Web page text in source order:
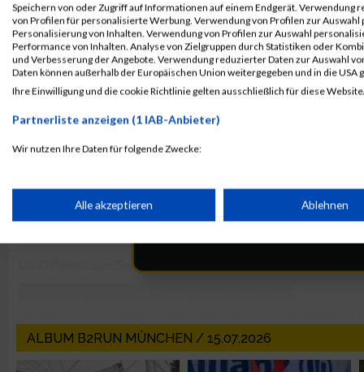
ALBUM B2RUN MÜNCHEN / 15.07.2026
Speichern von oder Zugriff auf Informationen auf einem Endgerät. Verwendung
von Profilen für personalisierte Werbung. Verwendung von Profilen zur
Personalisierung von Inhalten. Verwendung von Profilen zur Auswahl
Performance von Inhalten. Analyse von Zielgruppen durch Statistiken oder
und Verbesserung der Angebote. Verwendung reduzierter Daten zur Auswahl
Daten können außerhalb der Europäischen Union weitergegeben und in die USA
Ihre Einwilligung und die cookie Richtlinie gelten ausschließlich für diese
Partnerliste anzeigen (1 IAB-Anbieter)
Wir nutzen Ihre Daten für folgende Zwecke:
Speichern von oder Zugriff auf Informationen auf einem
Verwendung von Profilen zur Auswahl personalisierter
Alle akzeptieren Ablehnen